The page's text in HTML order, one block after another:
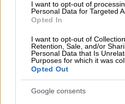
I want to opt-out of
Personal Data for Targeted
Opted In
I want to opt-out of
Retention, Sale, and/or
Personal Data that Is
Purposes for which it was
Opted Out
Google consents
διήμερο Παρασκευή -
να παρακολουθήσουμε
αποχρώσεις την
- καταιγίδων όπου όσο
χρώματα τόσο πιο
φαινόμενα .